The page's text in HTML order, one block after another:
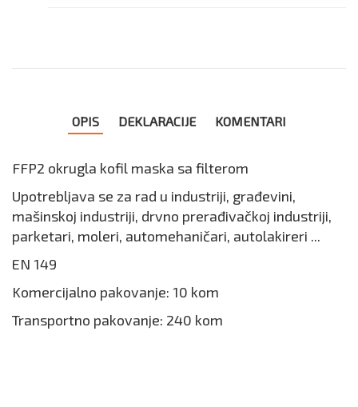
OPIS DEKLARACIJE KOMENTARI
FFP2 okrugla kofil maska sa filterom
Upotrebljava se za rad u industriji, građevini,
mašinskoj industriji, drvno prerađivačkoj industriji,
parketari, moleri, automehaničari, autolakireri ...
EN 149
Komercijalno pakovanje: 10 kom
Transportno pakovanje: 240 kom